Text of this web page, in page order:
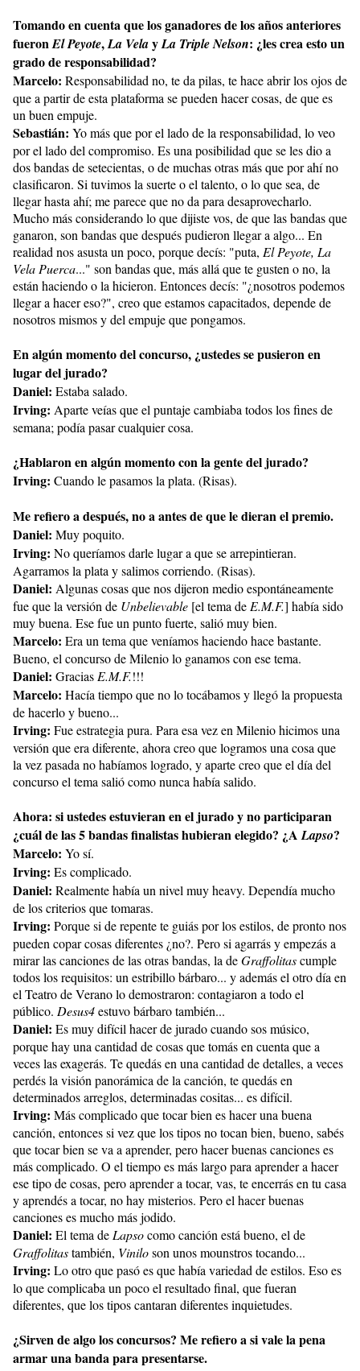
Tomando en cuenta que los ganadores de los años anteriores
fueronEl Peyote,La VelayLa Triple Nelson: ¿les crea esto un
grado de responsabilidad?
Marcelo: Responsabilidad no, te da pilas, te hace abrir los ojos de
que a partir de esta plataforma se pueden hacer cosas, de que es
un buen empuje.
Sebastián: Yo más que por el lado de la responsabilidad, lo veo
por el lado del compromiso. Es una posibilidad que se les dio a
dos bandas de setecientas, o de muchas otras más que por ahí no
clasificaron. Si tuvimos la suerte o el talento, o lo que sea, de
llegar hasta ahí; me parece que no da para desaprovecharlo.
Mucho más considerando lo que dijiste vos, de que las bandas que
ganaron, son bandas que después pudieron llegar a algo... En
realidad nos asusta un poco, porque decís: "puta, El Peyote, La
Vela Puerca..." son bandas que, más allá que te gusten o no, la
están haciendo o la hicieron. Entonces decís: "¿nosotros podemos
llegar a hacer eso?", creo que estamos capacitados, depende de
nosotros mismos y del empuje que pongamos.
En algún momento del concurso, ¿ustedes se pusieron en
lugar del jurado?
Daniel: Estaba salado.
Irving: Aparte veías que el puntaje cambiaba todos los fines de
semana; podía pasar cualquier cosa.
¿Hablaron en algún momento con la gente del jurado?
Irving: Cuando le pasamos la plata. (Risas).
Me refiero a después, no a antes de que le dieran el premio.
Daniel: Muy poquito.
Irving: No queríamos darle lugar a que se arrepintieran.
Agarramos la plata y salimos corriendo. (Risas).
Daniel: Algunas cosas que nos dijeron medio espontáneamente
fue que la versión de Unbelievable [el tema deE.M.F.] había sido
muy buena. Ese fue un punto fuerte, salió muy bien.
Marcelo: Era un tema que veníamos haciendo hace bastante.
Bueno, el concurso de Milenio lo ganamos con ese tema.
Daniel: GraciasE.M.F.!!!
Marcelo: Hacía tiempo que no lo tocábamos y llegó la propuesta
de hacerlo y bueno...
Irving: Fue estrategia pura. Para esa vez en Milenio hicimos una
versión que era diferente, ahora creo que logramos una cosa que
la vez pasada no habíamos logrado, y aparte creo que el día del
concurso el tema salió como nunca había salido.
Ahora: si ustedes estuvieran en el jurado y no participaran
¿cuál de las 5 bandas finalistas hubieran elegido? ¿ALapso?
Marcelo: Yo sí.
Irving: Es complicado.
Daniel: Realmente había un nivel muy heavy. Dependía mucho
de los criterios que tomaras.
Irving: Porque si de repente te guiás por los estilos, de pronto nos
pueden copar cosas diferentes ¿no?. Pero si agarrás y empezás a
mirar las canciones de las otras bandas, la deGraffolitascumple
todos los requisitos: un estribillo bárbaro... y además el otro día en
el Teatro de Verano lo demostraron: contagiaron a todo el
público. Desus4estuvo bárbaro también...
Daniel: Es muy difícil hacer de jurado cuando sos músico,
porque hay una cantidad de cosas que tomás en cuenta que a
veces las exagerás. Te quedás en una cantidad de detalles, a veces
perdés la visión panorámica de la canción, te quedás en
determinados arreglos, determinadas cositas... es difícil.
Irving: Más complicado que tocar bien es hacer una buena
canción, entonces si vez que los tipos no tocan bien, bueno, sabés
que tocar bien se va a aprender, pero hacer buenas canciones es
más complicado. O el tiempo es más largo para aprender a hacer
ese tipo de cosas, pero aprender a tocar, vas, te encerrás en tu casa
y aprendés a tocar, no hay misterios. Pero el hacer buenas
canciones es mucho más jodido.
Daniel: El tema deLapsocomo canción está bueno, el de
Graffolitastambién, Viniloson unos mounstros tocando...
Irving: Lo otro que pasó es que había variedad de estilos. Eso es
lo que complicaba un poco el resultado final, que fueran
diferentes, que los tipos cantaran diferentes inquietudes.
¿Sirven de algo los concursos? Me refiero a si vale la pena
armar una banda para presentarse.